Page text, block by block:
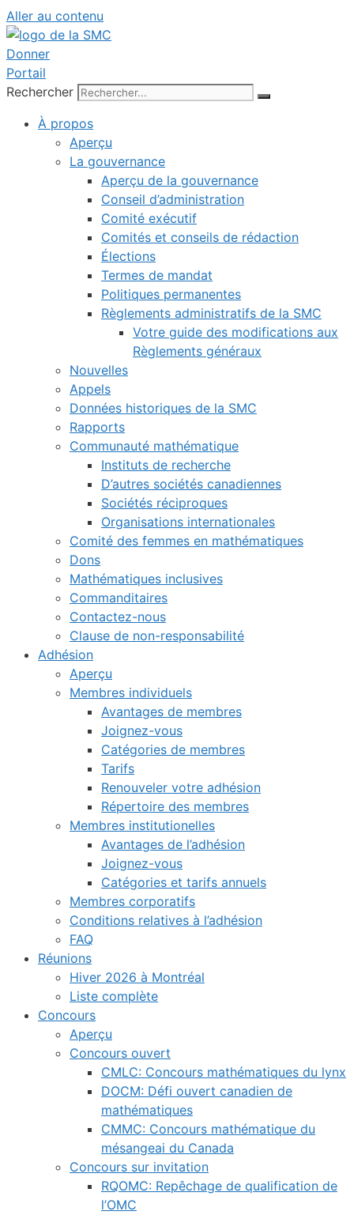
Aller au contenu
Donner
Portail
Rechercher
À propos
Aperçu
La gouvernance
Aperçu de la gouvernance
Conseil d’administration
Comité exécutif
Comités et conseils de rédaction
Élections
Termes de mandat
Politiques permanentes
Règlements administratifs de la SMC
Votre guide des modifications aux
Règlements généraux
Nouvelles
Appels
Données historiques de la SMC
Rapports
Communauté mathématique
Instituts de recherche
D’autres sociétés canadiennes
Sociétés réciproques
Organisations internationales
Comité des femmes en mathématiques
Dons
Mathématiques inclusives
Commanditaires
Contactez-nous
Clause de non-responsabilité
Adhésion
Aperçu
Membres individuels
Avantages de membres
Joignez-vous
Catégories de membres
Tarifs
Renouveler votre adhésion
Répertoire des membres
Membres institutionelles
Avantages de l’adhésion
Joignez-vous
Catégories et tarifs annuels
Membres corporatifs
Conditions relatives à l’adhésion
FAQ
Réunions
Hiver 2026 à Montréal
Liste complète
Concours
Aperçu
Concours ouvert
CMLC: Concours mathématiques du lynx
DOCM: Défi ouvert canadien de
mathématiques
CMMC: Concours mathématique du
mésangeai du Canada
Concours sur invitation
RQOMC: Repêchage de qualification de
l’OMC